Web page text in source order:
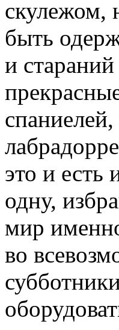
скулежом,
быть
и
это и есть
одну,
мир
во